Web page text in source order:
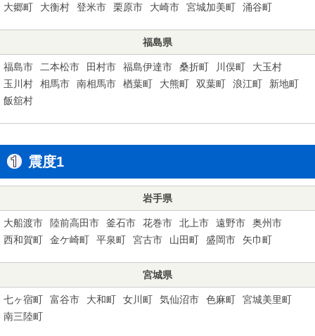
大郷町
大衡村 登米市 栗原市 大崎市 宮城加美町 涌谷町
福島県
福島市 二本松市 田村市 福島伊達市 桑折町 川俣町
大玉村
玉川村
相馬市 南相馬市 楢葉町 大熊町 双葉町 浪江町
新地町
飯舘村
震度1
岩手県
大船渡市 陸前高田市 釜石市 花巻市 北上市 遠野市
奥州市
西和賀町
金ケ崎町 平泉町 宮古市 山田町 盛岡市 矢巾町
宮城県
七ヶ宿町 富谷市 大和町 女川町 気仙沼市 色麻町
宮城美里町
南三陸町